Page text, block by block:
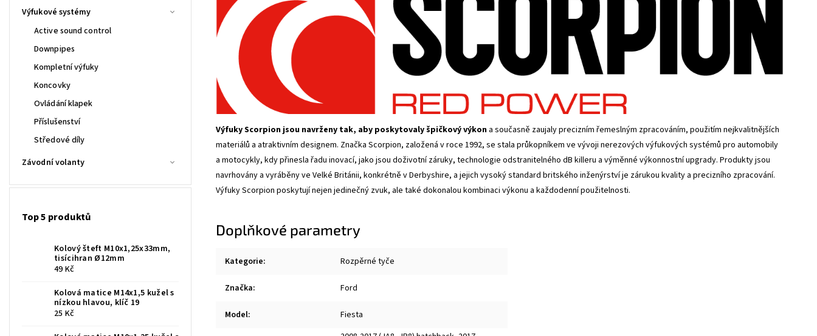
Výfukové systémy
Active sound control
Downpipes
Kompletní výfuky
Koncovky
Ovládání klapek
Příslušenství
Středové díly
Závodní volanty
Top 5 produktů
Kolový šteft M10x1,25x33mm,
tisícihran Ø12mm
49 Kč
Kolová matice M14x1,5 kužel s
nízkou hlavou, klíč 19
25 Kč
Výfuky Scorpion jsou navrženy tak, aby poskytovaly špičkový výkon a současně zaujaly precizním řemeslným zpracováním, použitím nejkvalitnějších
materiálů a atraktivním designem. Značka Scorpion, založená v roce 1992, se stala průkopníkem ve vývoji nerezových výfukových systémů pro automobily
a motocykly, kdy přinesla řadu inovací, jako jsou doživotní záruky, technologie odstranitelného dB killeru a výměnné výkonnostní upgrady. Produkty jsou
navrhovány a vyráběny ve Velké Británii, konkrétně v Derbyshire, a jejich vysoký standard britského inženýrství je zárukou kvality a precizního zpracování.
Výfuky Scorpion poskytují nejen jedinečný zvuk, ale také dokonalou kombinaci výkonu a každodenní použitelnosti.
Doplňkové parametry
Kategorie: Rozpěrné tyče
Značka: Ford
Model: Fiesta